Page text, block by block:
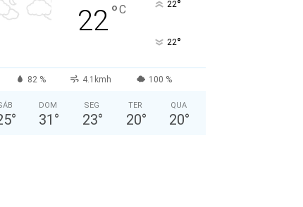
22°C 22°
22°
82 % 4.1kmh 100 %
°
DOM
31 °
SEG
23°
TER
20°
QUA
20°